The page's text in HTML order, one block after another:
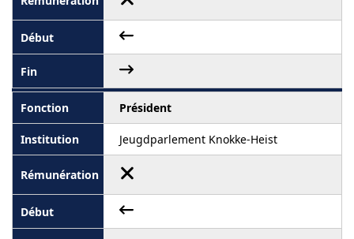
Président
Jeugdparlement Knokke-Heist